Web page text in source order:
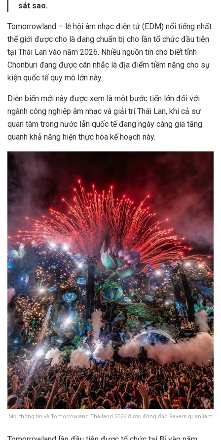
sát sao.
Tomorrowland – lễ hội âm nhạc điện tử (EDM) nổi tiếng nhất
thế giới được cho là đang chuẩn bị cho lần tổ chức đầu tiên
tại Thái Lan vào năm 2026. Nhiều nguồn tin cho biết tỉnh
Chonburi đang được cân nhắc là địa điểm tiềm năng cho sự
kiện quốc tế quy mô lớn này.
Diễn biến mới này được xem là một bước tiến lớn đối với
ngành công nghiệp âm nhạc và giải trí Thái Lan, khi cả sự
quan tâm trong nước lẫn quốc tế đang ngày càng gia tăng
quanh khả năng hiện thực hóa kế hoạch này.
Mọi thông tin về Tomorrowland Thailand 2026 được đông đảo Ravers quan tâm